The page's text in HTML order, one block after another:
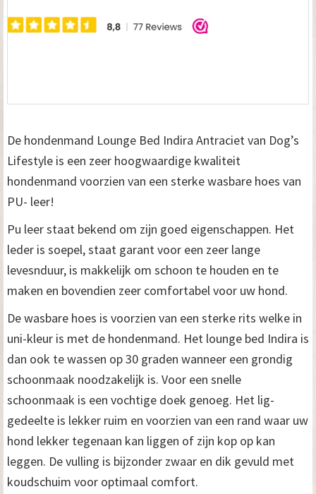
De hondenmand Lounge Bed Indira Antraciet van Dog’s
Lifestyle is een zeer hoogwaardige kwaliteit
hondenmand voorzien van een sterke wasbare hoes van
PU- leer!
Pu leer staat bekend om zijn goed eigenschappen. Het
leder is soepel, staat garant voor een zeer lange
levesnduur, is makkelijk om schoon te houden en te
maken en bovendien zeer comfortabel voor uw hond.
De wasbare hoes is voorzien van een sterke rits welke in
uni-kleur is met de hondenmand. Het lounge bed Indira is
dan ook te wassen op 30 graden wanneer een grondig
schoonmaak noodzakelijk is. Voor een snelle
schoonmaak is een vochtige doek genoeg. Het lig-
gedeelte is lekker ruim en voorzien van een rand waar uw
hond lekker tegenaan kan liggen of zijn kop op kan
leggen. De vulling is bijzonder zwaar en dik gevuld met
koudschuim voor optimaal comfort.